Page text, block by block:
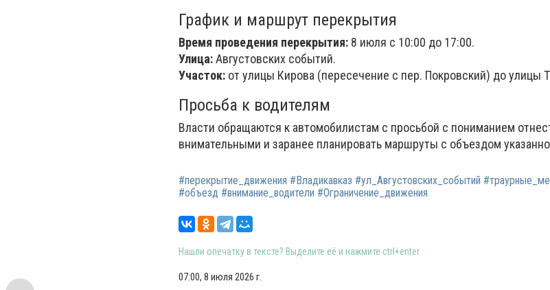
График и маршрут перекрытия
Время проведения перекрытия: 8 июля с 10:00 до 17:00.
Улица:Августовских событий.
Участок: от улицы Кирова (пересечение с пер. Покровский) до улицы
Просьба к водителям
Власти обращаются к автомобилистам с просьбой с пониманием
внимательными и заранее планировать маршруты с объездом
#перекрытие_движения #Владикавказ #ул_Августовских_событий
#объезд #внимание_водители #Ограничение_движения
Нашли опечатку в тексте? Выделите её и нажмите ctrl+enter
07:00, 8 июля 2026 г.